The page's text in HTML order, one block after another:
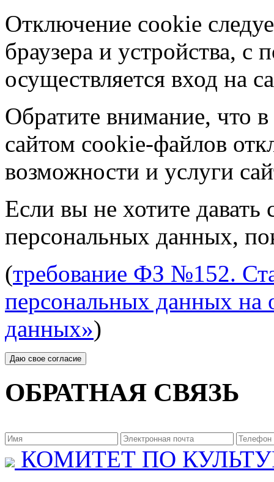
Отключение cookie
браузера и устройства,
осуществляется вход на
Обратите внимание, что в
сайтом cookie-файлов
возможности и услуги
Если вы не хотите давать
персональных данных,
(требование ФЗ №152.
персональных данных на
данных»)
ОБРАТНАЯ СВЯЗЬ
КОМИТЕТ ПО